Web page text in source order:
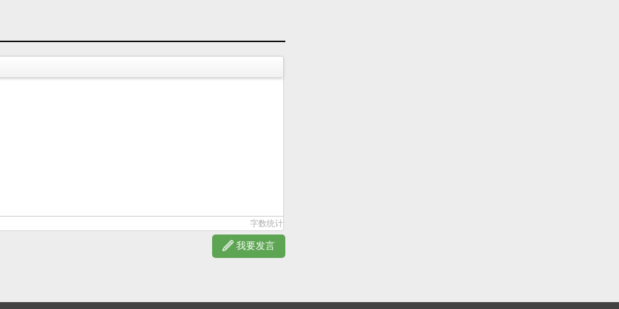
字数统计
我要发言